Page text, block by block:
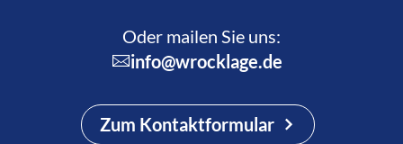
Oder mailen Sie uns:
info@wrocklage.de
Zum Kontaktformular